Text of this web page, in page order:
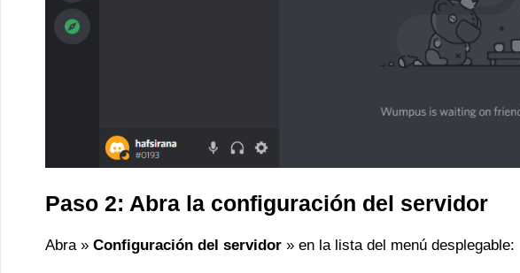
Paso 2: Abra la configuración del servidor
Abra » Configuración del servidor » en la lista del menú desplegable: